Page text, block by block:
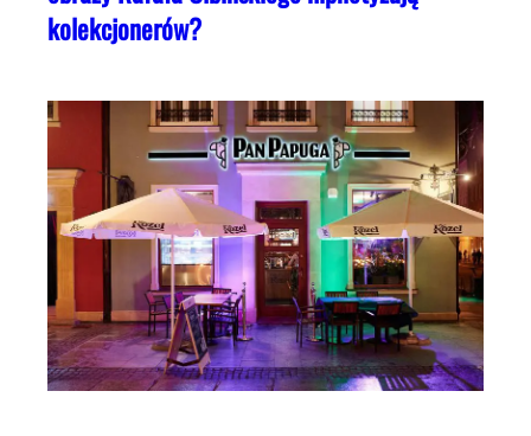
kolekcjonerów?